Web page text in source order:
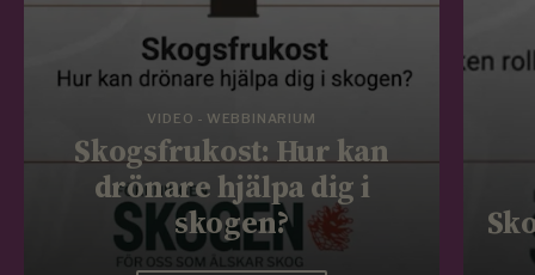
VIDEO - WEBBINARIUM
Skogsfrukost: Hur kan
drönare hjälpa dig i
skogen?